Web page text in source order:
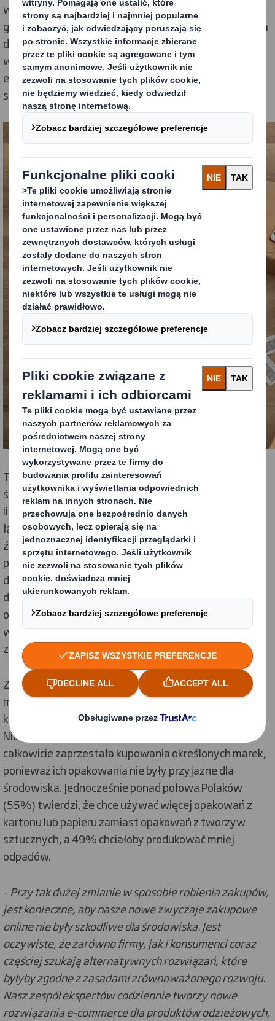
względu w ciągu ostatniego roku DS Smith odnotował
gwałtowny wzrost popytu na ekologiczne opakowania
dla handlu elektronicznego – w Europie wzrost ten
wyniósł 35% dla branży odzieżowej, 35% dla branży
elektroniki domowej i biurowej oraz 51% dla branży
spożywczej.
Ten wzrost ma jednak swoją cenę. Z przyjaznych
środowisku opakowań nadal korzysta ograniczona
liczba firm, co przekłada się na nieefektywność
łańcucha dostaw. Nie wszyscy zdają sobie sprawę, że
źle zaprojektowane opakowania powodują pustą
przestrzeń w ciężarówce i mnożą niepotrzebne
dostawy, przez co do atmosfery dostaje się więcej
dwutlenku węgla. Dzięki dobrze zaprojektowanym
opakowaniom maksymalizuje się również
wykorzystywanie włókien, co pozwala chronić nasze
zasoby naturalne.
Ze względu na rosnącą sprzedaż wysyłkową marki
muszą uświadamiać sobie zmianę preferencji
konsumentów, aby móc odpowiadać na ich potrzeby.
Niemal jedna trzecia polskich klientów przyznaje, że
całkowicie zaprzestała kupowania określonych marek,
ponieważ ich opakowania nie były przyjazne dla
środowiska. Jednocześnie ponad połowa Polaków
(55%) twierdzi, że chce używać więcej opakowań z
kartonu lub papieru zamiast opakowań z tworzyw
sztucznych, a 49% chciałoby produkować mniej
odpadów.
– Przy tak dużej zmianie w sposobie robienia zakupów,
jest konieczne, aby nasze nowe zwyczaje zakupowe
online nie były szkodliwe dla środowiska. Jest
oczywiste, że zarówno firmy, jak i konsumenci coraz
częściej szukają alternatywnych rozwiązań, które
byłyby zgodne z zasadami zrównoważonego rozwoju.
Nasz zespół ekspertów codziennie tworzy nowe
rozwiązania e-commerce dla produktów odzieżowych,